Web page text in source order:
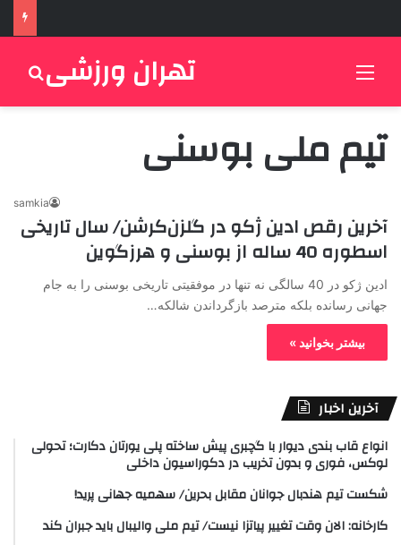
تهران ورزشی
تیم ملی بوسنی
samkia
آخرین رقص ادین ژکو در گلزن‌کرشن/ سال تاریخی
اسطوره 40 ساله از بوسنی و هرزگوین
ادین ژکو در 40 سالگی نه تنها در موفقیتی تاریخی بوسنی را به جام
جهانی رسانده بلکه مترصد بازگرداندن شالکه…
بیشتر بخوانید »
آخرین اخبار
انواع قاب بندی دیوار با گچبری پیش ساخته پلی یورتان دکارت؛ تحولی
لوکس، فوری و بدون تخریب در دکوراسیون داخلی
شکست تیم هندبال جوانان مقابل بحرین/ سهمیه جهانی پرید!
کارخانه: الان وقت تغییر پیاتزا نیست/ تیم ملی والیبال باید جبران کند